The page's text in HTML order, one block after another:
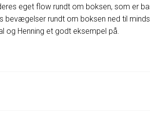
eget flow rundt om boksen, som er
rundt om boksen ned til
og Henning et godt eksempel på.